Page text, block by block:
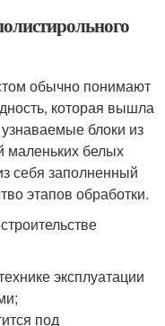
обычно понимают
которая вышла
блоки из
маленьких белых
себя заполненный
этапов обработки.
эксплуатации
под